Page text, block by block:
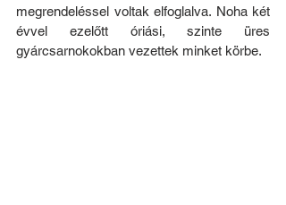
megrendeléssel voltak elfoglalva. Noha két
évvel ezelőtt óriási, szinte üres
gyárcsarnokokban vezettek minket körbe.